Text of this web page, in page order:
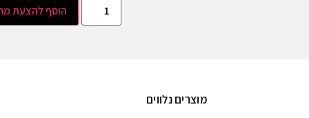
הוסף להצעת
מוצרים נלווים